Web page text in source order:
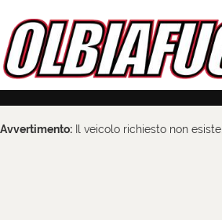
Avvertimento: Il veicolo richiesto non esiste.